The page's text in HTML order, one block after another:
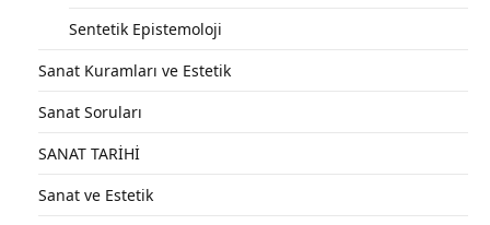
Sentetik Epistemoloji
Sanat Kuramları ve Estetik
Sanat Soruları
SANAT TARİHİ
Sanat ve Estetik